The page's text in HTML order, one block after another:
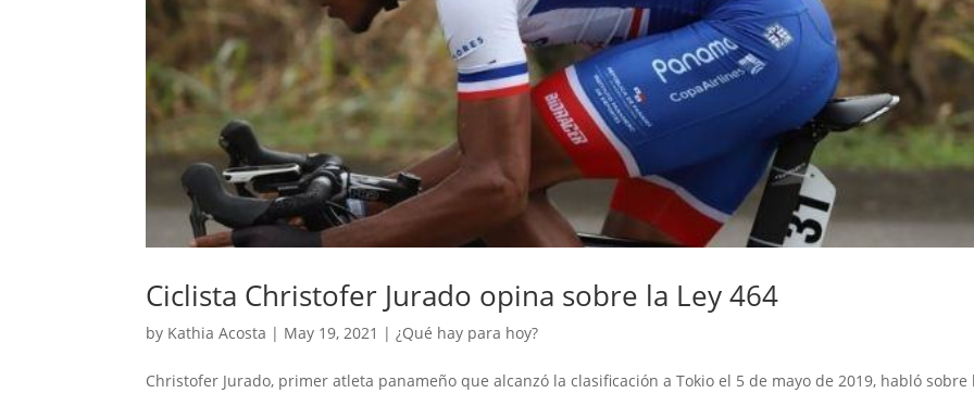
Ciclista Christofer Jurado opina sobre la Ley 464
by Kathia Acosta | May 19, 2021 | ¿Qué hay para hoy?
Christofer Jurado, primer atleta panameño que alcanzó la clasificación a Tokio el 5 de mayo de 2019, habló sobre